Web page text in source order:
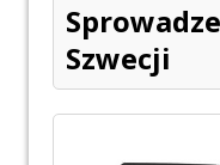
Szwecji